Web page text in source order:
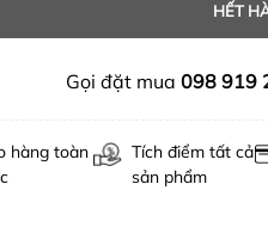
HẾT
Gọi đặt mua 098 919
hàng toàn
Tích điểm tất cả
sản phẩm